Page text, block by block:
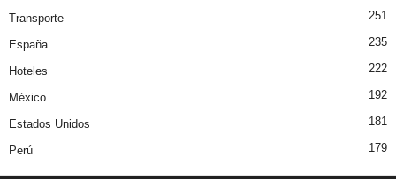
Transporte 251
España 235
Hoteles 222
México 192
Estados Unidos 181
Perú 179